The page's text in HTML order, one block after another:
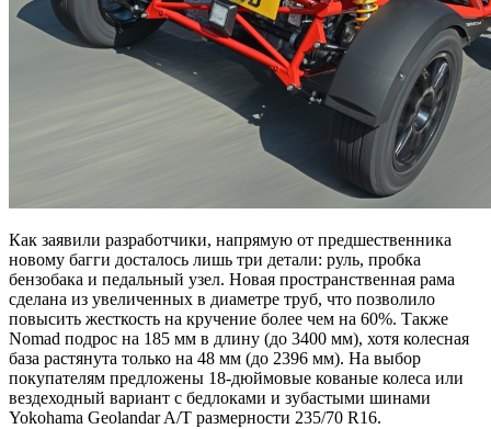
Как заявили разработчики, напрямую от предшественника
новому багги досталось лишь три детали: руль, пробка
бензобака и педальный узел. Новая пространственная рама
сделана из увеличенных в диаметре труб, что позволило
повысить жесткость на кручение более чем на 60%. Также
Nomad подрос на 185 мм в длину (до 3400 мм), хотя колесная
база растянута только на 48 мм (до 2396 мм). На выбор
покупателям предложены 18-дюймовые кованые колеса или
вездеходный вариант с бедлоками и зубастыми шинами
Yokohama Geolandar A/T размерности 235/70 R16.